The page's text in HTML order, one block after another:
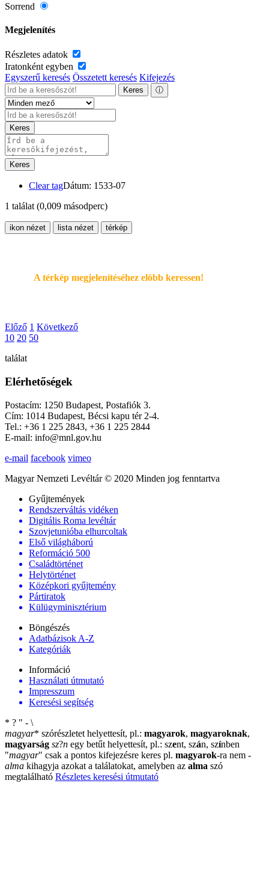
Sorrend
Megjelenítés
Részletes adatok
Iratonként egyben
Egyszerű keresés Összetett keresés Kifejezés
Keres ⓘ
Keres
Keres
Clear tagDátum: 1533-07
1 találat (0,009 másodperc)
ikon nézet lista nézet térkép
A térkép megjelenítéséhez elöbb keressen!
Előző 1 Következő
10 20 50
találat
Elérhetőségek
Postacím: 1250 Budapest, Postafiók 3.
Cím: 1014 Budapest, Bécsi kapu tér 2-4.
Tel.: +36 1 225 2843, +36 1 225 2844
E-mail: info@mnl.gov.hu
e-mail facebook vimeo
Magyar Nemzeti Levéltár © 2020 Minden jog fenntartva
Gyűjtemények
Rendszerváltás vidéken
Digitális Roma levéltár
Szovjetunióba elhurcoltak
Első világháború
Reformáció 500
Családtörténet
Helytörténet
Középkori gyűjtemény
Pártiratok
Külügyminisztérium
Böngészés
Adatbázisok A-Z
Kategóriák
Információ
Használati útmutató
Impresszum
Keresési segítség
* ? " - \
magyar* szórészletet helyettesít, pl.: magyarok, magyaroknak,
magyarság sz?n egy betűt helyettesít, pl.: szent, szán, színben
"magyar" csak a pontos kifejezésre keres pl. magyarok-ra nem -
alma kihagyja azokat a találatokat, amelyben az alma szó
megtalálható Részletes keresési útmutató